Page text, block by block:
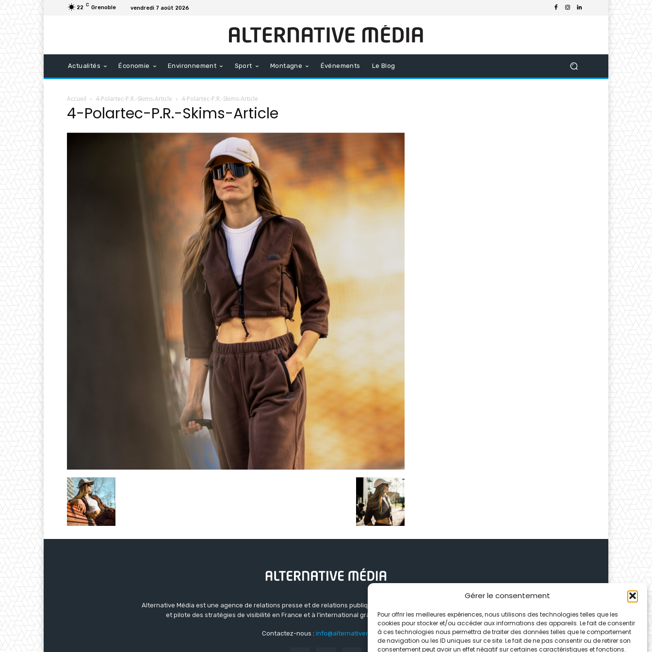
Gérer le consentement
Pour offrir les meilleures expériences, nous utilisons des technologies telles que les
cookies pour stocker et/ou accéder aux informations des appareils. Le fait de consentir
à ces technologies nous permettra de traiter des données telles que le comportement
de navigation ou les ID uniques sur ce site. Le fait de ne pas consentir ou de retirer son
consentement peut avoir un effet négatif sur certaines caractéristiques et fonctions.
22 C Grenoble vendredi 7 août 2026
Actualités Économie Environnement Sport Montagne Événements Le Blog
Accueil 4-Polartec-P.R.-Skims-Article 4-Polartec-P.R.-Skims-Article
4-Polartec-P.R.-Skims-Article
Alternative Média est une agence de relations presse et de relations publiques basée à Grenoble. Depuis 1995, elle conçoit
et pilote des stratégies de visibilité en France et à l’international grâce à un réseau d’agences partenaires.
Contactez-nous : info@alternativemedia.fr